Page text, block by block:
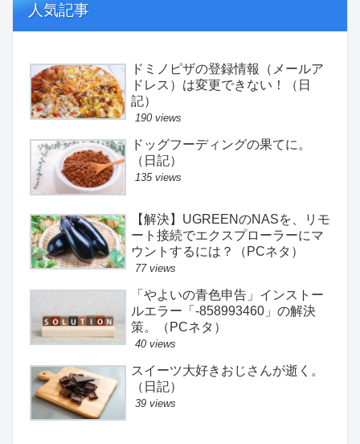
人気記事
ドミノピザの登録情報（メールア
ドレス）は変更できない！（日
記）
190 views
ドッグフーディングの果てに。
（日記）
135 views
【解決】UGREENのNASを、リモ
ート接続でエクスプローラーにマ
ウントするには？（PCネタ）
77 views
「やよいの青色申告」インストー
ルエラー「-858993460」の解決
策。（PCネタ）
40 views
スイーツ大好きおじさんが逝く。
（日記）
39 views